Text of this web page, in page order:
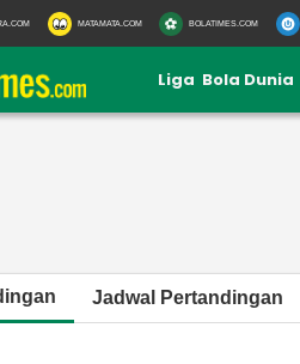
MATAMATA.COM BOLATIMES.COM
Liga Bola Dunia
Jadwal Pertandingan